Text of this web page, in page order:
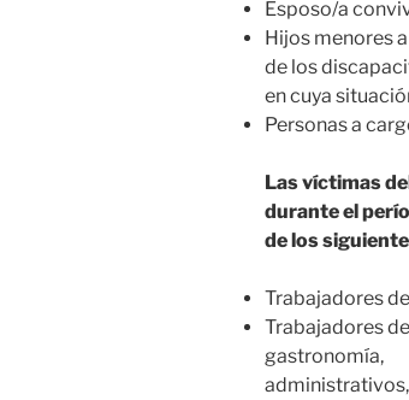
Esposo/a
Hijos menores
de los
en cuya
Personas a
Las víctimas
durante el
de los
Trabajadores
Trabajadores
gastronomía,